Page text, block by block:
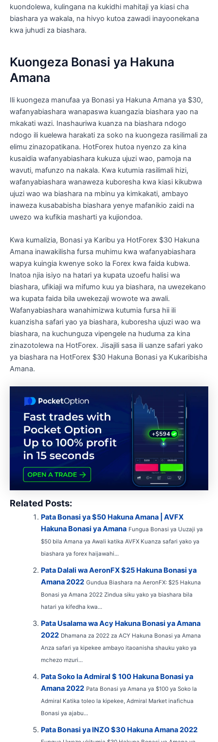
kuondolewa, kulingana na kukidhi mahitaji ya kiasi cha
biashara ya wakala, na hivyo kutoa zawadi inayoonekana
kwa juhudi za biashara.
Kuongeza Bonasi ya Hakuna
Amana
Ili kuongeza manufaa ya Bonasi ya Hakuna Amana ya $30,
wafanyabiashara wanapaswa kuangazia biashara yao na
mkakati wazi. Inashauriwa kuanza na biashara ndogo
ndogo ili kuelewa harakati za soko na kuongeza rasilimali za
elimu zinazopatikana. HotForex hutoa nyenzo za kina
kusaidia wafanyabiashara kukuza ujuzi wao, pamoja na
wavuti, mafunzo na nakala. Kwa kutumia rasilimali hizi,
wafanyabiashara wanaweza kuboresha kwa kiasi kikubwa
ujuzi wao wa biashara na mbinu ya kimkakati, ambayo
inaweza kusababisha biashara yenye mafanikio zaidi na
uwezo wa kufikia masharti ya kujiondoa.
Kwa kumalizia, Bonasi ya Karibu ya HotForex $30 Hakuna
Amana inawakilisha fursa muhimu kwa wafanyabiashara
wapya kuingia kwenye soko la Forex kwa faida kubwa.
Inatoa njia isiyo na hatari ya kupata uzoefu halisi wa
biashara, ufikiaji wa mifumo kuu ya biashara, na uwezekano
wa kupata faida bila uwekezaji wowote wa awali.
Wafanyabiashara wanahimizwa kutumia fursa hii ili
kuanzisha safari yao ya biashara, kuboresha ujuzi wao wa
biashara, na kuchunguza vipengele na huduma za kina
zinazotolewa na HotForex. Jisajili sasa ili uanze safari yako
ya biashara na HotForex $30 Hakuna Bonasi ya Kukaribisha
Amana.
Related Posts:
Pata Bonasi ya $50 Hakuna Amana | AVFX
Hakuna Bonasi ya Amana Fungua Bonasi ya Uuzaji ya
$50 bila Amana ya Awali katika AVFX Kuanza safari yako ya
biashara ya forex haijawahi...
Pata Dalali wa AeronFX $25 Hakuna Bonasi ya
Amana 2022 Gundua Biashara na AeronFX: $25 Hakuna
Bonasi ya Amana 2022 Zindua siku yako ya biashara bila
hatari ya kifedha kwa...
Pata Usalama wa Acy Hakuna Bonasi ya Amana
2022 Dhamana za 2022 za ACY Hakuna Bonasi ya Amana
Anza safari ya kipekee ambayo itaoanisha shauku yako ya
mchezo mzuri...
Pata Soko la Admiral $ 100 Hakuna Bonasi ya
Amana 2022 Pata Bonasi ya Amana ya $100 ya Soko la
Admiral Katika toleo la kipekee, Admiral Market inafichua
Bonasi ya ajabu...
Pata Bonasi ya INZO $30 Hakuna Amana 2022